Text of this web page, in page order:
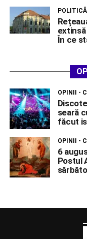
În ce
OPINII -
seară
făcut
OPINII -
6
Postul